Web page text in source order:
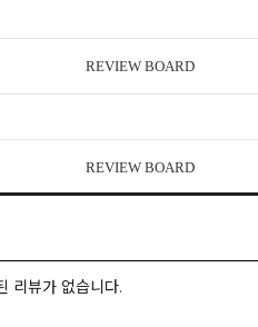
REVIEW BOARD
REVIEW BOARD
리뷰가 없습니다.